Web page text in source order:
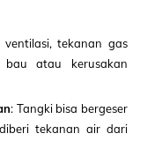
ventilasi, tekanan gas
bau atau kerusakan
: Tangki bisa bergeser
tekanan air dari